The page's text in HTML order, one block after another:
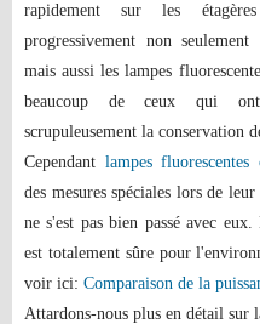
rapidement sur les
progressivement non seulement
mais aussi les lampes
beaucoup de ceux qui
scrupuleusement la conservation
Cependant lampes fluorescentes
des mesures spéciales lors de
ne s'est pas bien passé avec
est totalement sûre pour
voir ici: Comparaison de la
Attardons-nous plus en détail sur